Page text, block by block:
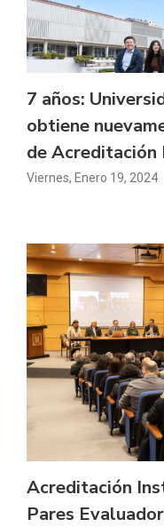
7 años:
obtiene
de
Viernes, Enero 19, 2024
Acreditación
Pares